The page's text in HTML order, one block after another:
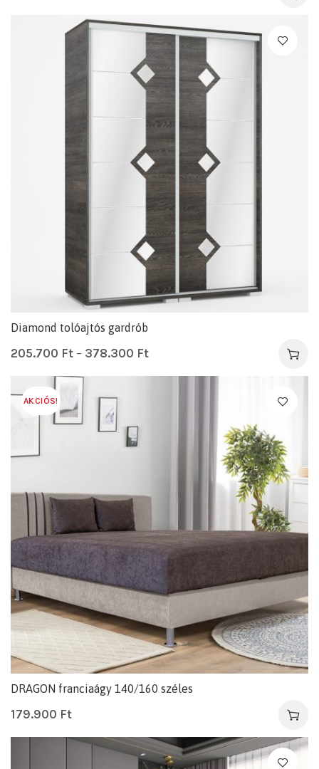
Diamond tolóajtós gardrób
205.700 Ft – 378.300 Ft
AKCIÓS!
DRAGON franciaágy 140/160 széles
179.900 Ft